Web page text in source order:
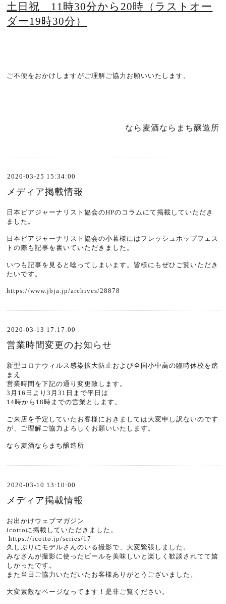
土日祝 11時30分から 20時（ラストオー
ダー19時30分）
ご不便をおかけしますがご理解ご協力お願いいたします。
なら麦酒ならまち醸造所
2020-03-25 15:34:00
メディア掲載情報
日本ビアジャーナリスト協会のHPのコラムにて掲載していただき
ました。
日本ビアジャーナリスト協会の小暮様にはフレッシュホップフェス
トの際も記事を書いていただきました。
いつも記事を見ると唸ってしまいます。皆様にもぜひご覧いただき
たいです。
https://www.jbja.jp/archives/28878
2020-03-13 17:17:00
営業時間変更のお知らせ
新型コロナウィルス感染拡大防止および全国小中高の臨時休校を踏
まえ
営業時間を下記の通り変更致します。
3月16日より3月31日まで平日は
14時から18時までの営業とします。
ご来店を予定していたお客様におきましては大変申し訳ないのです
が、ご理解ご協力よろしくお願いいたします。
なら麦酒ならまち醸造所
2020-03-10 13:10:00
メディア掲載情報
お出かけウェブマガジン
icottoに掲載していただきました。
https://icotto.jp/series/17
久しぶりにモデルさんのいる撮影で、大変緊張しました。
みなさんが撮影に使ったビールを美味しいと楽しく歓談されてて嬉
しかったです。
また当日ご協力いただいたお客様ありがとうございました。
大変素敵なページなってます！是非ご覧ください。